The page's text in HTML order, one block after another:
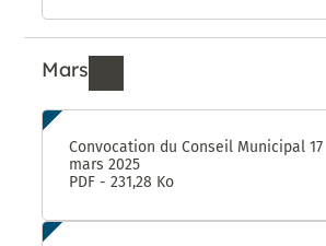
Mars
Ressources de Mars 2025
Convocation du Conseil Municipal 17
mars 2025
PDF - 231,28 Ko